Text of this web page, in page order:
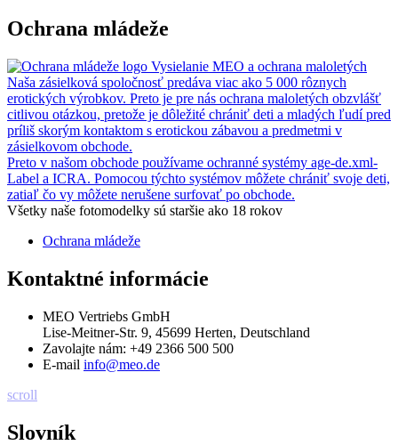
Ochrana mládeže
Vysielanie MEO a ochrana maloletých
Naša zásielková spoločnosť predáva viac ako 5 000 rôznych
erotických výrobkov. Preto je pre nás ochrana maloletých obzvlášť
citlivou otázkou, pretože je dôležité chrániť deti a mladých ľudí pred
príliš skorým kontaktom s erotickou zábavou a predmetmi v
zásielkovom obchode.
Preto v našom obchode používame ochranné systémy age-de.xml-
Label a ICRA. Pomocou týchto systémov môžete chrániť svoje deti,
zatiaľ čo vy môžete nerušene surfovať po obchode.
Všetky naše fotomodelky sú staršie ako 18 rokov
Ochrana mládeže
Kontaktné informácie
MEO Vertriebs GmbH
Lise-Meitner-Str. 9, 45699 Herten, Deutschland
Zavolajte nám: +49 2366 500 500
E-mail info@meo.de
scroll
Slovník